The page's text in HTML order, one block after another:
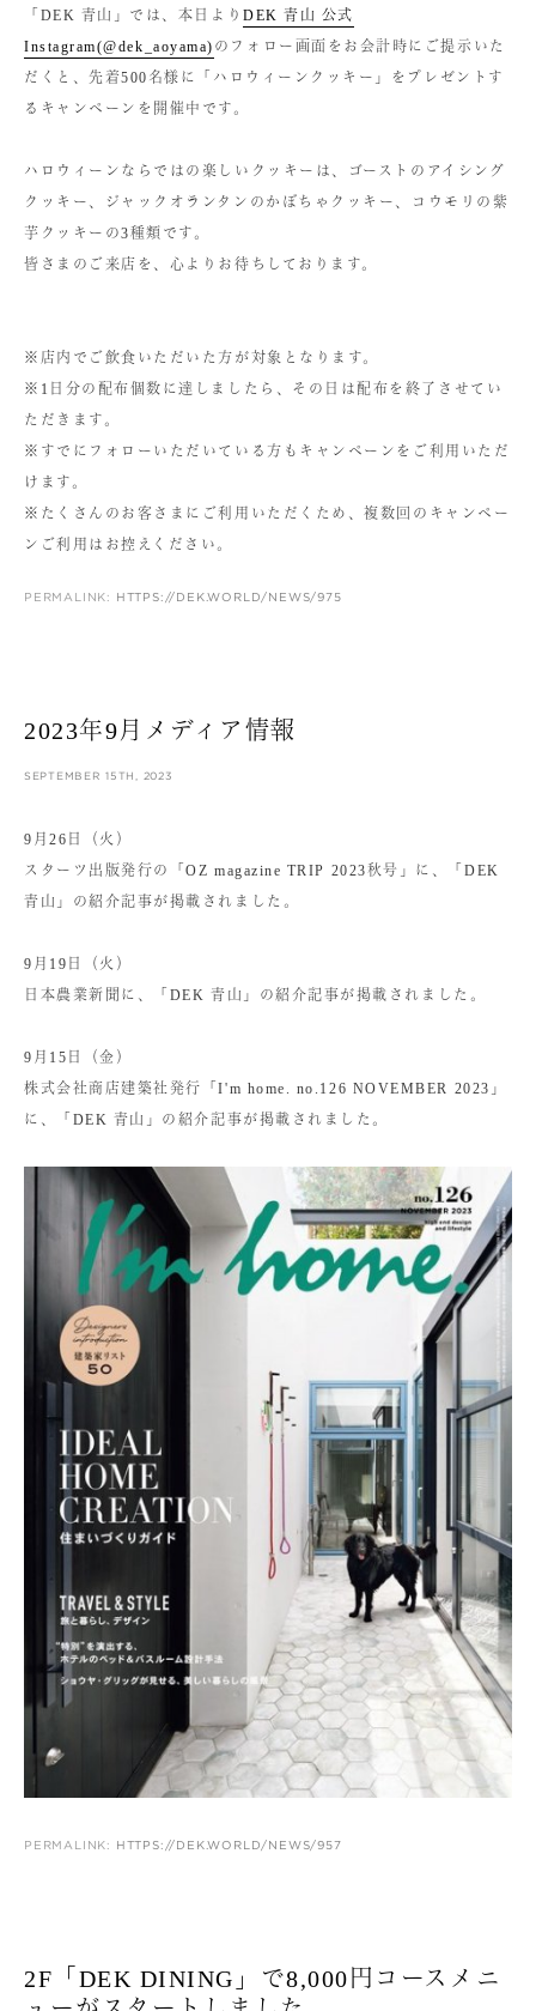
「DEK 青山」では、本日よりDEK 青山 公式
Instagram(@dek_aoyama) のフォロー画面をお会計時にご提示いた
だくと、先着500名様に「ハロウィーンクッキー」をプレゼントす
るキャンペーンを開催中です。
ハロウィーンならではの楽しいクッキーは、ゴーストのアイシング
クッキー、ジャックオランタンのかぼちゃクッキー、コウモリの紫
芋クッキーの3種類です。
皆さまのご来店を、心よりお待ちしております。
※店内でご飲食いただいた方が対象となります。
※1日分の配布個数に達しましたら、その日は配布を終了させてい
ただきます。
※すでにフォローいただいている方もキャンペーンをご利用いただ
けます。
※たくさんのお客さまにご利用いただくため、複数回のキャンペー
ンご利用はお控えください。
PERMALINK: HTTPS://DEK.WORLD/NEWS/975
2023年9月メディア情報
SEPTEMBER 15TH, 2023
9月26日（火）
スターツ出版発行の「OZ magazine TRIP 2023秋号」に、「DEK
青山」の紹介記事が掲載されました。
9月19日（火）
日本農業新聞に、「DEK 青山」の紹介記事が掲載されました。
9月15日（金）
株式会社商店建築社発行「I'm home. no.126 NOVEMBER 2023」
に、「DEK 青山」の紹介記事が掲載されました。
PERMALINK: HTTPS://DEK.WORLD/NEWS/957
2F「DEK DINING」で8,000円コースメニ